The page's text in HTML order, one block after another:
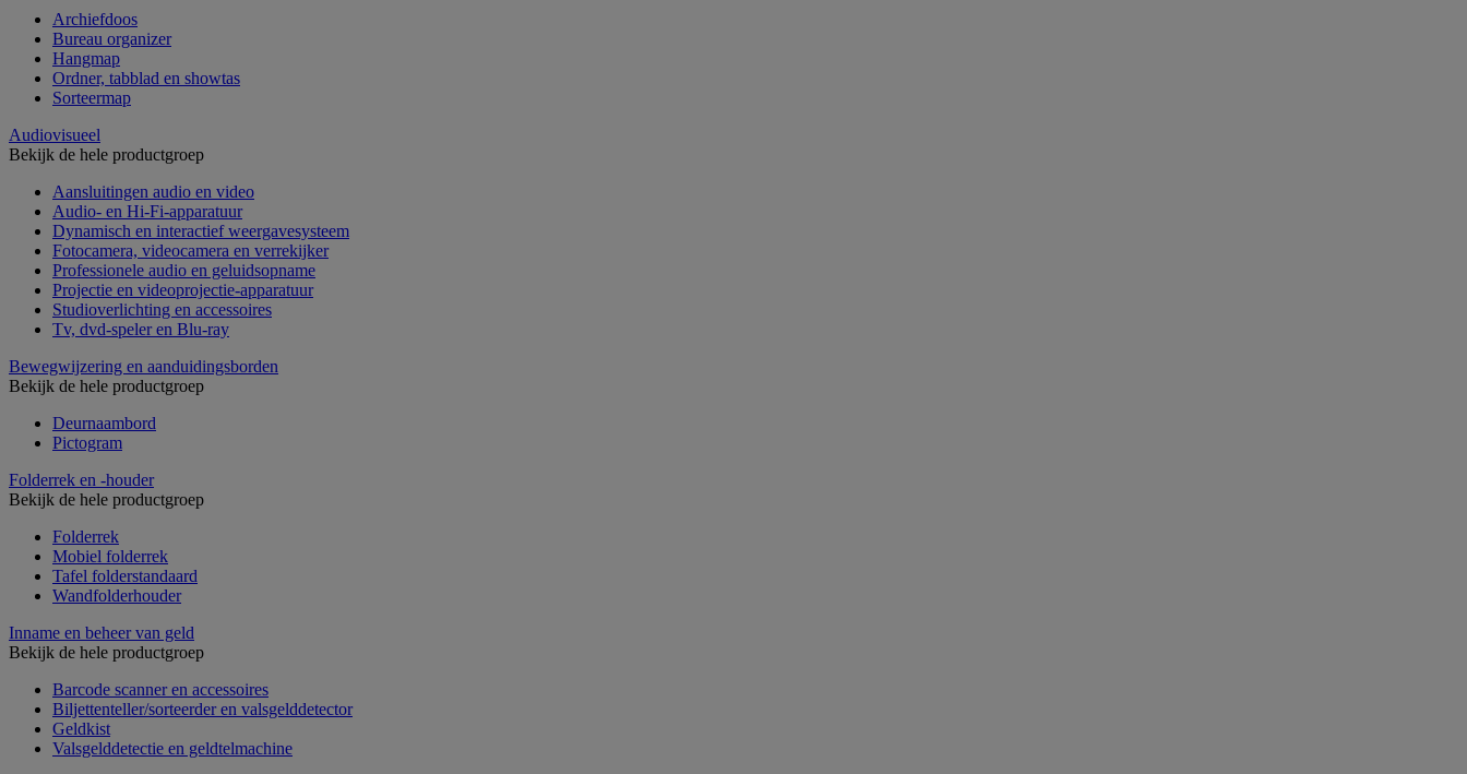
Archiefdoos
Bureau organizer
Hangmap
Ordner, tabblad en showtas
Sorteermap
Audiovisueel
Bekijk de hele productgroep
Aansluitingen audio en video
Audio- en Hi-Fi-apparatuur
Dynamisch en interactief weergavesysteem
Fotocamera, videocamera en verrekijker
Professionele audio en geluidsopname
Projectie en videoprojectie-apparatuur
Studioverlichting en accessoires
Tv, dvd-speler en Blu-ray
Bewegwijzering en aanduidingsborden
Bekijk de hele productgroep
Deurnaambord
Pictogram
Folderrek en -houder
Bekijk de hele productgroep
Folderrek
Mobiel folderrek
Tafel folderstandaard
Wandfolderhouder
Inname en beheer van geld
Bekijk de hele productgroep
Barcode scanner en accessoires
Biljettenteller/sorteerder en valsgelddetector
Geldkist
Valsgelddetectie en geldtelmachine